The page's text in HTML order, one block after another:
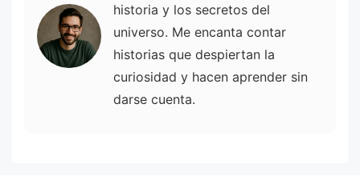
historia y los secretos del
universo. Me encanta contar
historias que despiertan la
curiosidad y hacen aprender sin
darse cuenta.